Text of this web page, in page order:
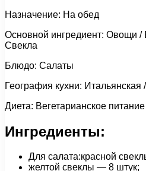
Назначение: На обед
Основной ингредиент: Овощи
Свекла
Блюдо: Салаты
География кухни: Итальянская
Диета: Вегетарианское питание
Ингредиенты:
Для салата:красной
желтой свеклы — 8 штук;